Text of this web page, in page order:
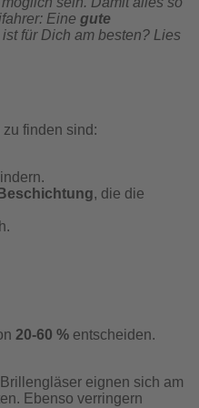
Eine gute
für Dich am besten? Lies
finden sind:
, die die
20-60 % entscheiden.
eignen sich am
Ebenso verringern